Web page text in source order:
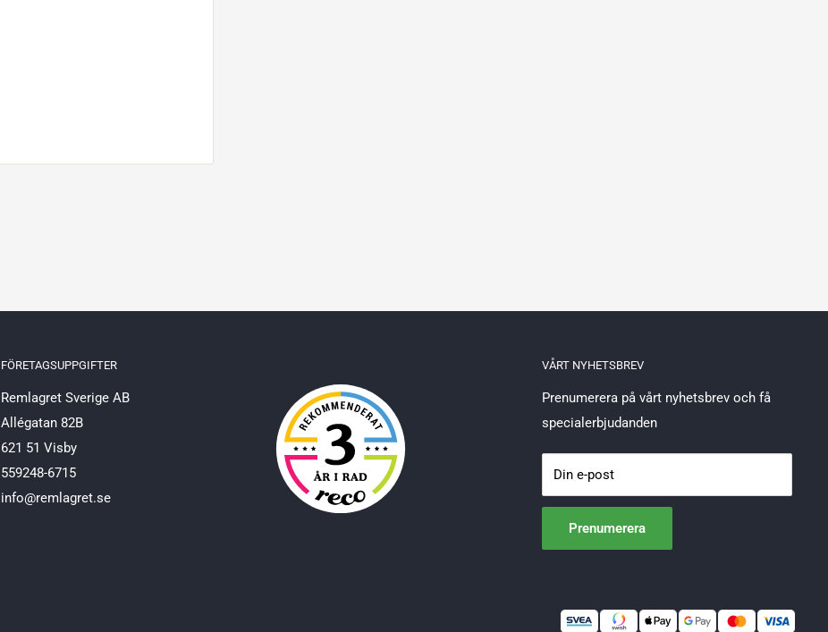
FÖRETAGSUPPGIFTER
Remlagret Sverige AB
Allégatan 82B
621 51 Visby
559248-6715
info@remlagret.se
VÅRT NYHETSBREV
Prenumerera på vårt nyhetsbrev och få
specialerbjudanden
Din e-post
Prenumerera